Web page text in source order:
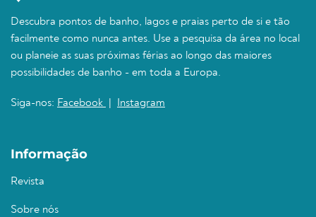
Descubra pontos de banho, lagos e praias perto de si e tão
facilmente como nunca antes. Use a pesquisa da área no local
ou planeie as suas próximas férias ao longo das maiores
possibilidades de banho - em toda a Europa.
Siga-nos: Facebook Instagram
Informação
Revista
Sobre nós